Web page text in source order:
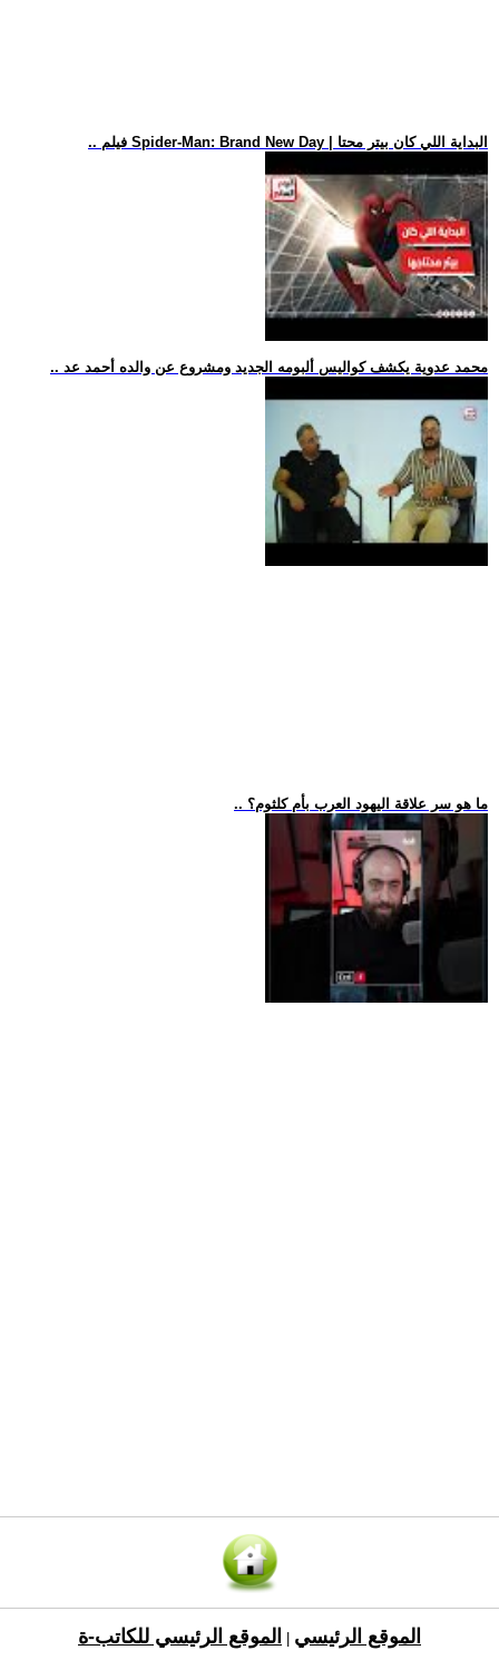
.. فيلم Spider-Man: Brand New Day | البداية اللي كان بيتر محتا
.. محمد عدوية يكشف كواليس ألبومه الجديد ومشروع عن والده أحمد عد
.. ما هو سر علاقة اليهود العرب بأم كلثوم؟
الموقع الرئيسي الموقع الرئيسي للكاتب-ة